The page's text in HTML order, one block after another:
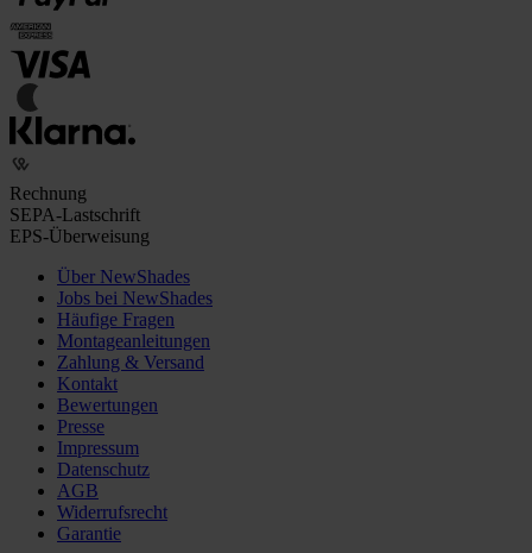
Rechnung
SEPA-Lastschrift
EPS-Überweisung
Über NewShades
Jobs bei NewShades
Häufige Fragen
Montageanleitungen
Zahlung & Versand
Kontakt
Bewertungen
Presse
Impressum
Datenschutz
AGB
Widerrufsrecht
Garantie